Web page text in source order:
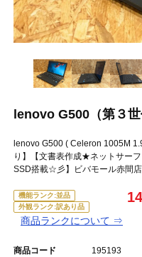
lenovo G500（第３世
lenovo G500 ( Celeron 1005M
り】【文書表作成★ネットサー
SSD搭載☆彡】ビバモール赤間店
機能ランク:並品
外観ランク:訳あり品
商品ランクについて ⇒
商品コード 195193